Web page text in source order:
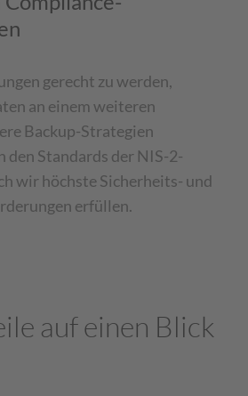
gerecht zu werden,
an einem weiteren
Backup-Strategien
den Standards der NIS-2-
wir höchste Sicherheits- und
erfüllen.
auf einen Blick